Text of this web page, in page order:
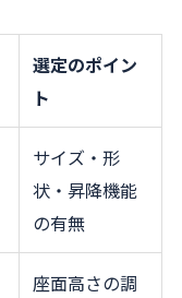
選定のポイン
ト
サイズ・形
状・昇降機能
の有無
座面高さの調